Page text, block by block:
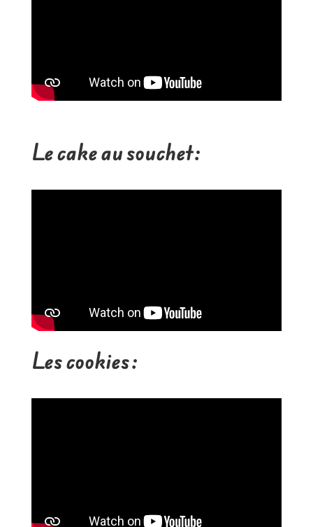
Le cake au souchet :
Les cookies :